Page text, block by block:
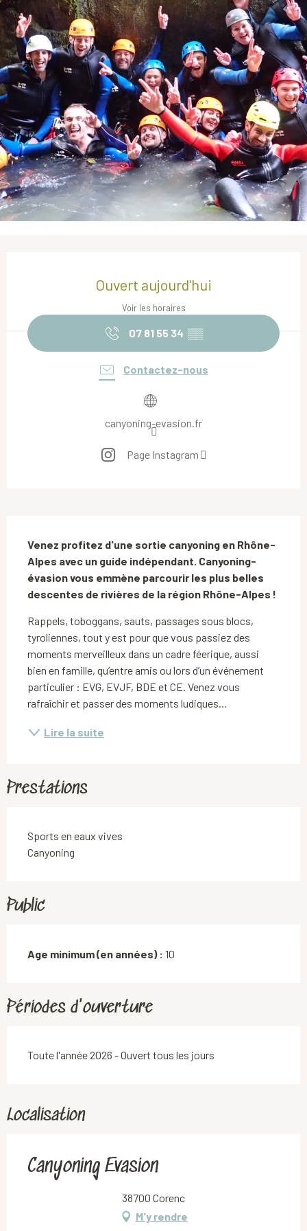
Ouvert aujourd'hui
Voir les horaires
07 81 55 34 ▒▒
Contactez-nous
canyoning-evasion.fr
Page Instagram
Venez profitez d'une sortie canyoning en Rhône-
Alpes avec un guide indépendant. Canyoning-
évasion vous emmène parcourir les plus belles
descentes de rivières de la région Rhône-Alpes !
Rappels, toboggans, sauts, passages sous blocs,
tyroliennes, tout y est pour que vous passiez des
moments merveilleux dans un cadre féerique, aussi
bien en famille, qu’entre amis ou lors d’un événement
particulier : EVG, EVJF, BDE et CE. Venez vous
rafraîchir et passer des moments ludiques...
Lire la suite
Prestations
Sports en eaux vives
Canyoning
Public
Age minimum (en années) : 10
Périodes d'ouverture
Toute l'année 2026 - Ouvert tous les jours
Localisation
Canyoning Evasion
38700 Corenc
M'y rendre